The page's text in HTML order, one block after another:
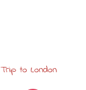
Trip to London